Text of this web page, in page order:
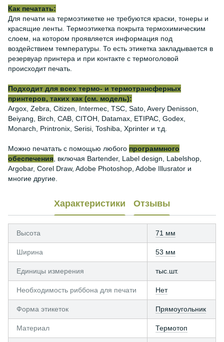
Как печатать:
Для печати на термоэтикетке не требуются краски, тонеры и
красящие ленты. Термоэтикетка покрыта термохимическим
слоем, на котором проявляется информация под
воздействием температуры. То есть этикетка закладывается в
резервуар принтера и при контакте с термоголовой
происходит печать.
Подходит для всех термо- и термотрансферных
принтеров, таких как (см. модель):
Argox, Zebra, Citizen, Intermec, TSC, Sato, Avery Denisson,
Beiyang, Birch, CAB, CITOH, Datamax, ETIPAC, Godex,
Monarch, Printronix, Serisi, Toshiba, Xprinter и т.д.
Можно печатать с помощью любого программного
обеспечения , включая Bartender, Label design, Labelshop,
Argobar, Corel Draw, Adobe Photoshop, Adobe Illusrator и
многие другие.
Характеристики Отзывы
Высота 71 мм
Ширина 53 мм
Единицы измерения тыс.шт.
Необходимость риббона для печати Нет
Форма этикеток Прямоугольник
Материал Термотоп